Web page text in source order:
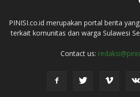
PINISI.co.id merupakan portal berita
terkait komunitas dan warga Sulawesi
Contact us: